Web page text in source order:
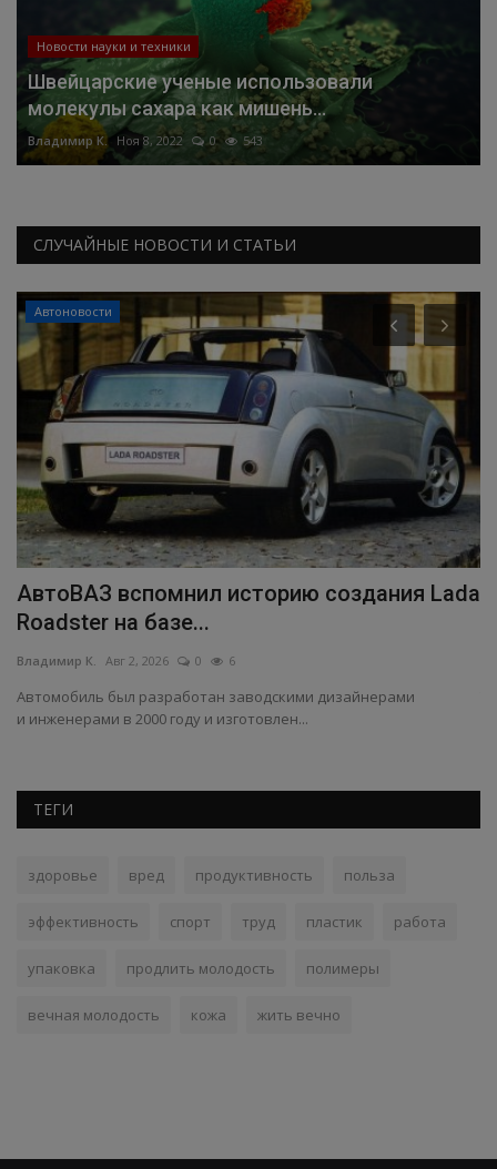
Новости науки и техники
Швейцарские ученые использовали
молекулы сахара как мишень...
Владимир К. Ноя 8, 2022 0 543
СЛУЧАЙНЫЕ НОВОСТИ И СТАТЬИ
Автоновости
АвтоВАЗ вспомнил историю создания Lada
Roadster на базе...
Владимир К. Авг 2, 2026 0 6
Автомобиль был разработан заводскими дизайнерами
и инженерами в 2000 году и изготовлен...
ТЕГИ
здоровье вред продуктивность польза
эффективность спорт труд пластик работа
упаковка продлить молодость полимеры
вечная молодость кожа жить вечно